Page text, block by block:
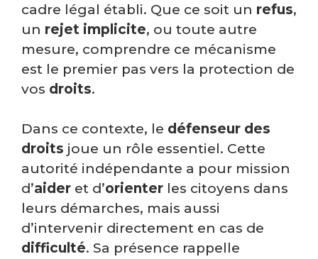
cadre légal établi. Que ce soit un refus,
un rejet implicite, ou toute autre
mesure, comprendre ce mécanisme
est le premier pas vers la protection de
vos droits.
Dans ce contexte, le défenseur des
droits joue un rôle essentiel. Cette
autorité indépendante a pour mission
d’aider et d’orienter les citoyens dans
leurs démarches, mais aussi
d’intervenir directement en cas de
difficulté. Sa présence rappelle